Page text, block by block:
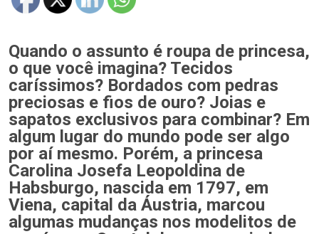
Quando o assunto é roupa de princesa,
o que você imagina? Tecidos
caríssimos? Bordados com pedras
preciosas e fios de ouro? Joias e
sapatos exclusivos para combinar? Em
algum lugar do mundo pode ser algo
por aí mesmo. Porém, a princesa
Carolina Josefa Leopoldina de
Habsburgo, nascida em 1797, em
Viena, capital da Áustria, marcou
algumas mudanças nos modelitos de